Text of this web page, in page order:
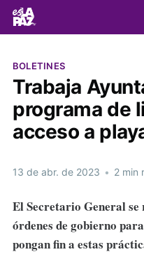
BOLETINES
Trabaja
programa de
acceso a
13 de abr. de 2023 • 2 min
El Secretario General se
órdenes de gobierno
pongan fin a estas